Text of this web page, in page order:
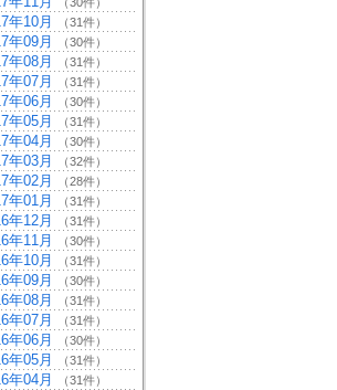
年10月 （31件）
年09月 （30件）
年08月 （31件）
年07月 （31件）
年06月 （30件）
年05月 （31件）
年04月 （30件）
年03月 （32件）
年02月 （28件）
年01月 （31件）
年12月 （31件）
年11月 （30件）
年10月 （31件）
年09月 （30件）
年08月 （31件）
年07月 （31件）
年06月 （30件）
年05月 （31件）
年04月 （31件）